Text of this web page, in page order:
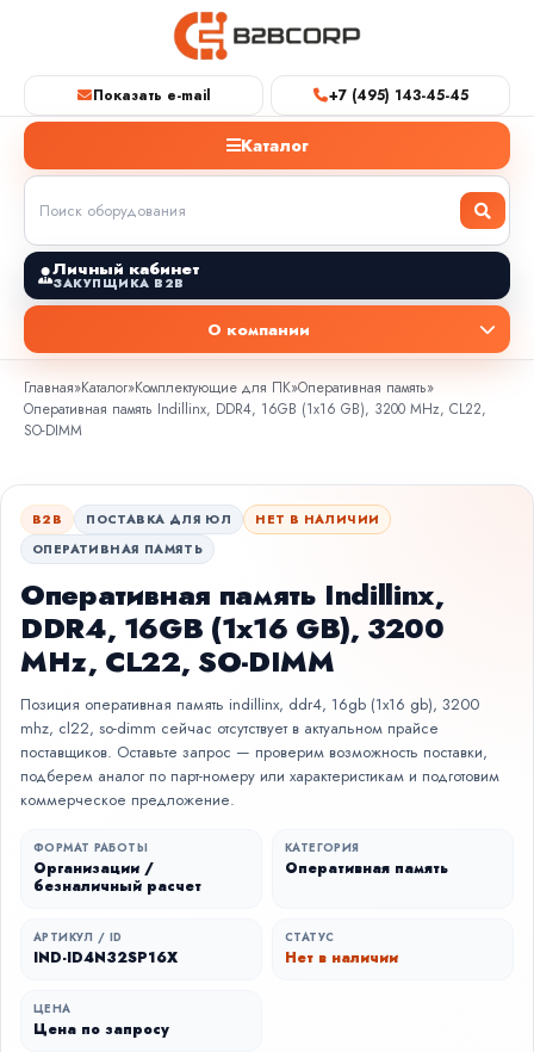
Показать e-mail +7 (495) 143-45-45
Каталог
Личный кабинет
ЗАКУПЩИКА B2B
О компании
Главная»Каталог»Комплектующие для ПК»Оперативная память»
Оперативная память Indillinx, DDR4, 16GB (1x16 GB), 3200 MHz, CL22,
SO-DIMM
B2B ПОСТАВКА ДЛЯ ЮЛ
НЕТ В НАЛИЧИИ
ОПЕРАТИВНАЯ ПАМЯТЬ
Оперативная память Indillinx,
DDR4, 16GB (1x16 GB), 3200
MHz, CL22, SO-DIMM
Позиция оперативная память indillinx, ddr4, 16gb (1x16 gb), 3200
mhz, cl22, so-dimm сейчас отсутствует в актуальном прайсе
поставщиков. Оставьте запрос — проверим возможность поставки,
подберем аналог по парт-номеру или характеристикам и подготовим
коммерческое предложение.
ФОРМАТ РАБОТЫ
Организации /
безналичный расчет
КАТЕГОРИЯ
Оперативная память
АРТИКУЛ / ID
IND-ID4N32SP16X
СТАТУС
Нет в наличии
ЦЕНА
Цена по запросу